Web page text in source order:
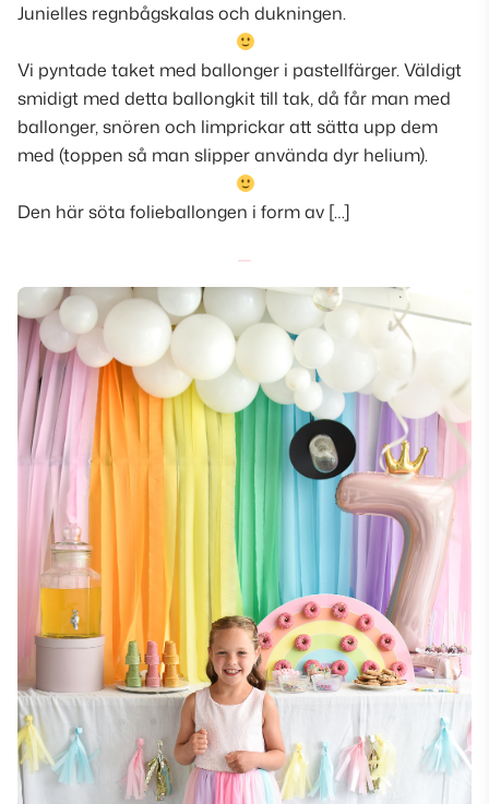
Junielles regnbågskalas och dukningen.
Vi pyntade taket med ballonger i pastellfärger. Väldigt
smidigt med detta ballongkit till tak, då får man med
ballonger, snören och limprickar att sätta upp dem
med (toppen så man slipper använda dyr helium).
Den här söta folieballongen i form av […]